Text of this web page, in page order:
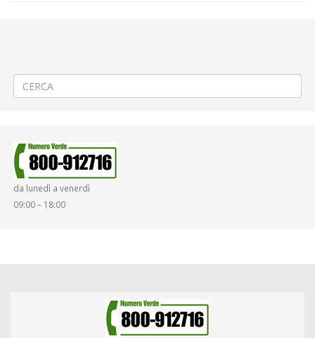
da lunedì a venerdì
09:00 – 18:00